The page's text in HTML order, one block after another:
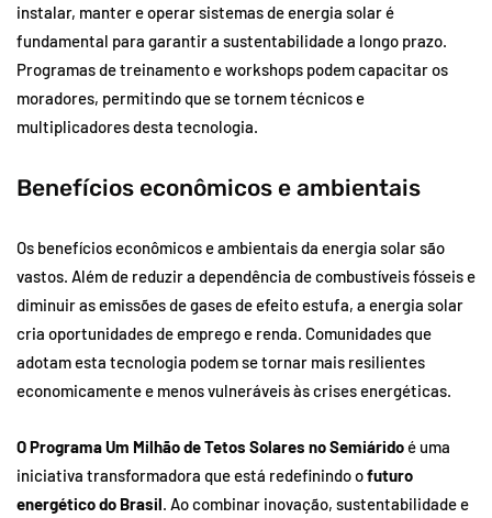
instalar, manter e operar sistemas de energia solar é
fundamental para garantir a sustentabilidade a longo prazo.
Programas de treinamento e workshops podem capacitar os
moradores, permitindo que se tornem técnicos e
multiplicadores desta tecnologia.
Benefícios econômicos e ambientais
Os benefícios econômicos e ambientais da energia solar são
vastos. Além de reduzir a dependência de combustíveis fósseis e
diminuir as emissões de gases de efeito estufa, a energia solar
cria oportunidades de emprego e renda. Comunidades que
adotam esta tecnologia podem se tornar mais resilientes
economicamente e menos vulneráveis às crises energéticas.
O Programa Um Milhão de Tetos Solares no Semiáridoé uma
iniciativa transformadora que está redefinindo ofuturo
energético do Brasil. Ao combinar inovação, sustentabilidade e